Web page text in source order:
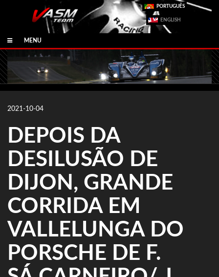
PORTUGUÊS
ENGLISH
MENU
2021-10-04
DEPOIS DA
DESILUSÃO DE
DIJON, GRANDE
CORRIDA EM
VALLELUNGA DO
PORSCHE DE F.